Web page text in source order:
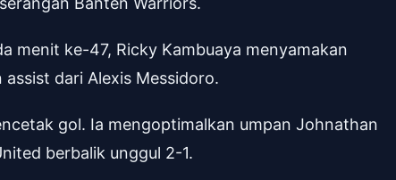
menit ke-47, Ricky Kambuaya menyamakan
dari Alexis Messidoro.
gol. Ia mengoptimalkan umpan Johnathan
berbalik unggul 2-1.